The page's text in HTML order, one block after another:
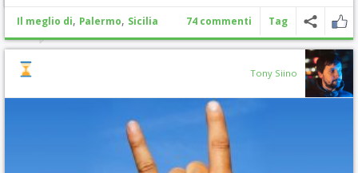
Il meglio di, Palermo, Sicilia 74 commenti Tag
Tony Siino